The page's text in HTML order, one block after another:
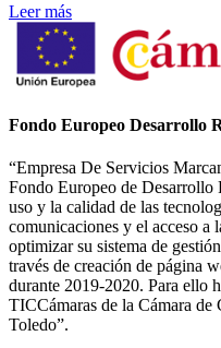
Leer más
Fondo Europeo Desarrollo
“Empresa De Servicios
Fondo Europeo de Desarrollo
uso y la calidad de las
comunicaciones y el acceso a
optimizar su sistema de
través de creación de página
durante 2019-2020. Para ello
TICCámaras de la Cámara
Toledo”.